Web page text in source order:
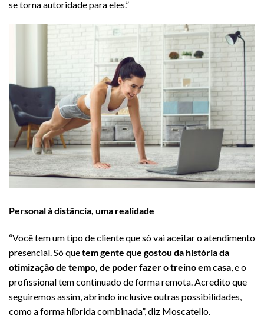
se torna autoridade para eles.”
Personal à distância, uma realidade
“Você tem um tipo de cliente que só vai aceitar o atendimento
presencial. Só quetem gente que gostou da história da
otimização de tempo, de poder fazer o treino em casa , e o
profissional tem continuado de forma remota. Acredito que
seguiremos assim, abrindo inclusive outras possibilidades,
como a forma híbrida combinada”, diz Moscatello.